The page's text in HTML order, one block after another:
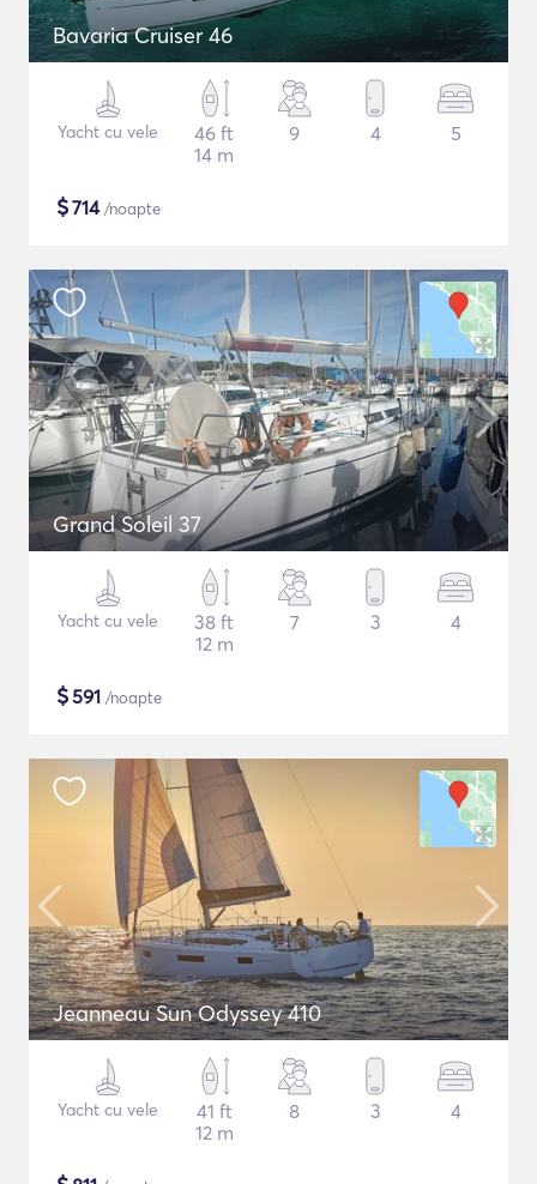
Bavaria Cruiser 46
Yacht cu vele
46 ft
14 m
9 4 5
$714/noapte
Grand Soleil 37
Yacht cu vele
38 ft
12 m
7 3 4
$591 /noapte
Jeanneau Sun Odyssey 410
Yacht cu vele
41 ft
12 m
8 3 4